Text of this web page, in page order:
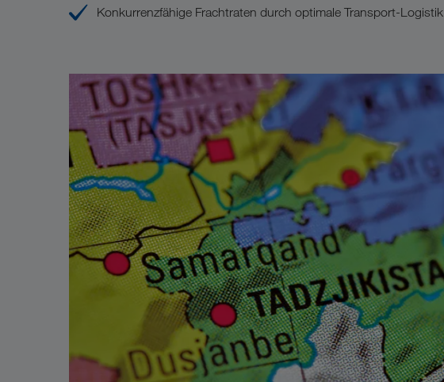
Konkurrenzfähige Frachtraten durch optimale Transport-Logistik